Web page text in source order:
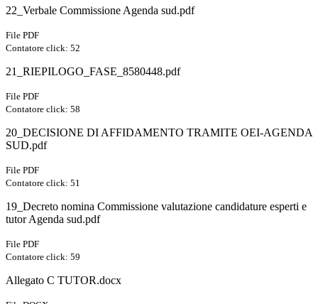
22_Verbale Commissione Agenda sud.pdf
File PDF
Contatore click: 52
21_RIEPILOGO_FASE_8580448.pdf
File PDF
Contatore click: 58
20_DECISIONE DI AFFIDAMENTO TRAMITE OEI-AGENDA
SUD.pdf
File PDF
Contatore click: 51
19_Decreto nomina Commissione valutazione candidature esperti e
tutor Agenda sud.pdf
File PDF
Contatore click: 59
Allegato C TUTOR.docx